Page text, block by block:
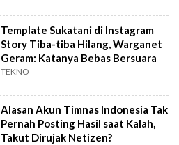
Template Sukatani di Instagram
Story Tiba-tiba Hilang, Warganet
Geram: Katanya Bebas Bersuara
TEKNO
Alasan Akun Timnas Indonesia Tak
Pernah Posting Hasil saat Kalah,
Takut Dirujak Netizen?